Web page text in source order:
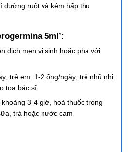
đường ruột và kém hấp thu
5ml’:
dịch men vi sinh hoặc pha với
trẻ em: 1-2 ống/ngày; trẻ nhũ nhi:
toa bác sĩ.
3-4 giờ, hoà thuốc trong
trà hoặc nước cam